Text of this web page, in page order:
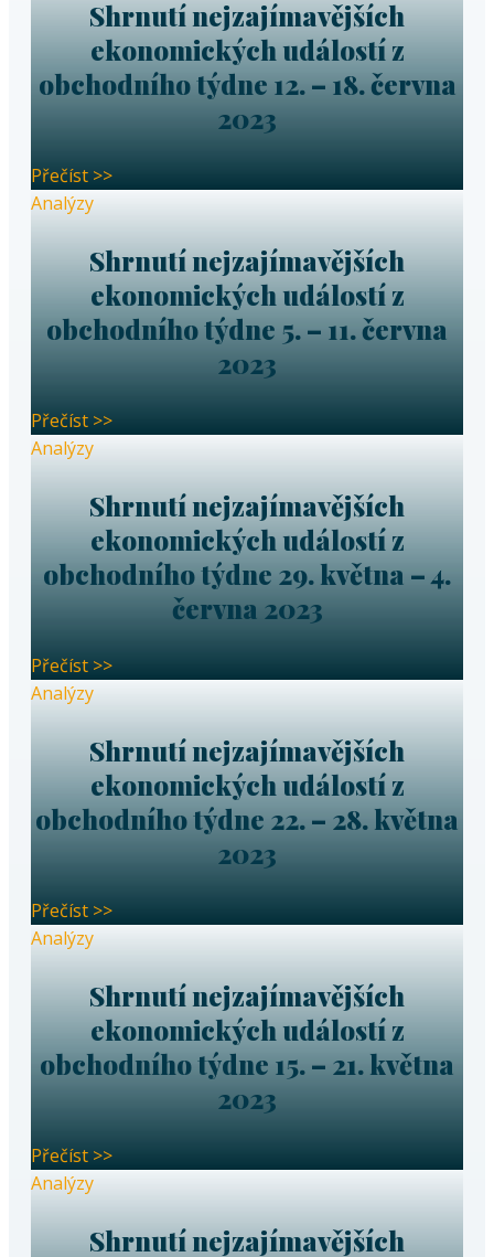
Shrnutí nejzajímavějších
ekonomických událostí z
obchodního týdne 12. – 18. června
2023
Přečíst >>
Analýzy
Shrnutí nejzajímavějších
ekonomických událostí z
obchodního týdne 5. – 11. června
2023
Přečíst >>
Analýzy
Shrnutí nejzajímavějších
ekonomických událostí z
obchodního týdne 29. května – 4.
června 2023
Přečíst >>
Analýzy
Shrnutí nejzajímavějších
ekonomických událostí z
obchodního týdne 22. – 28. května
2023
Přečíst >>
Analýzy
Shrnutí nejzajímavějších
ekonomických událostí z
obchodního týdne 15. – 21. května
2023
Přečíst >>
Analýzy
Shrnutí nejzajímavějších